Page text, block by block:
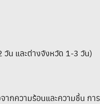
น และต่างจังหวัด 1-3 วัน)
ากความร้อนและความชื้น การ